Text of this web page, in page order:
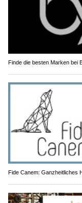
Finde die besten Marken bei
Fide Canem: Ganzheitliches